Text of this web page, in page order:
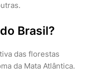
Brasil?
das florestas
da Mata Atlântica.